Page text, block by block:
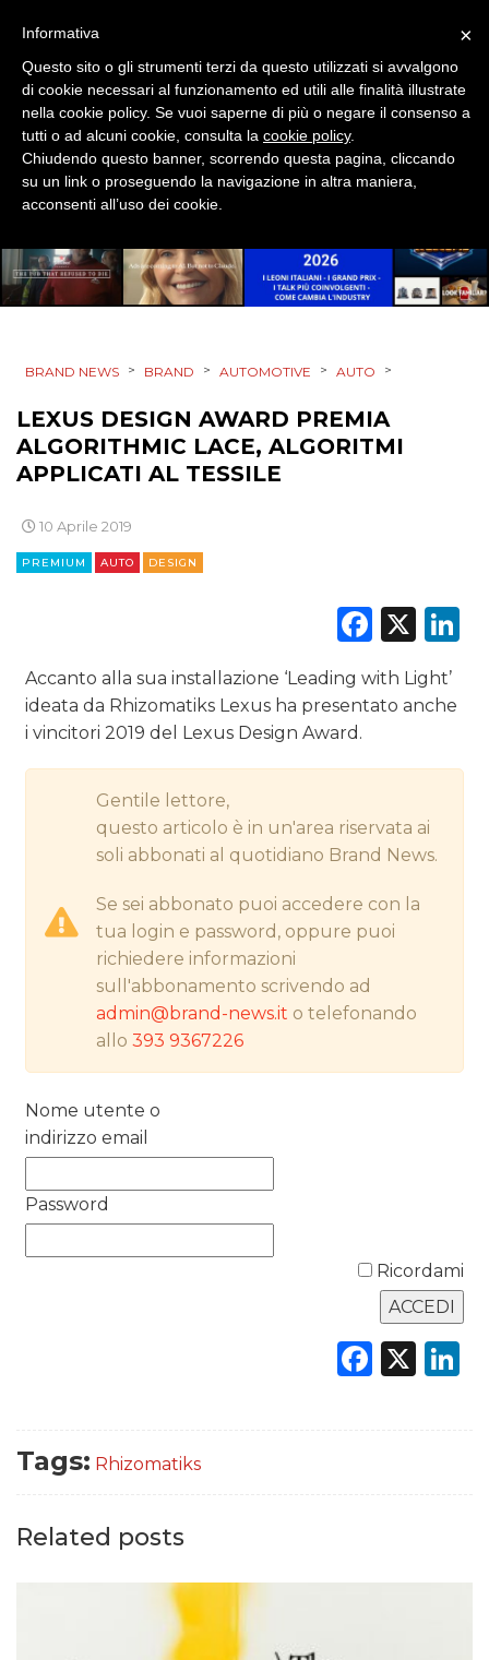
PROMOZIONI
PRODOTTI
PUNTI VENDITA
STRATEGIE
CINEMA
DIGITALE
EDITORIA
RADIO / AUDIO
TV
PREVISIONI/SCENARI
NORMATIVE
TREND
CASE HISTORY
OPINIONI
BRAND NEWS > BRAND > AUTOMOTIVE > AUTO >
LEXUS DESIGN AWARD PREMIA
ALGORITHMIC LACE, ALGORITMI
APPLICATI AL TESSILE
10 Aprile 2019
PREMIUM AUTO DESIGN
X
Accanto alla sua installazione ‘Leading with Light’
ideata da Rhizomatiks Lexus ha presentato anche
i vincitori 2019 del Lexus Design Award.
Gentile lettore,
questo articolo è in un'area riservata ai
soli abbonati al quotidiano Brand News.
Se sei abbonato puoi accedere con la
tua login e password, oppure puoi
richiedere informazioni
sull'abbonamento scrivendo ad
admin@brand-news.it o telefonando
allo393 9367226
Nome utente o
indirizzo email
Password
Ricordami
X
Tags: Rhizomatiks
Related posts
×
Informativa
Questo sito o gli strumenti terzi da questo utilizzati si avvalgono
di cookie necessari al funzionamento ed utili alle finalità illustrate
nella cookie policy. Se vuoi saperne di più o negare il consenso a
tutti o ad alcuni cookie, consulta la cookie policy.
Chiudendo questo banner, scorrendo questa pagina, cliccando
su un link o proseguendo la navigazione in altra maniera,
acconsenti all’uso dei cookie.